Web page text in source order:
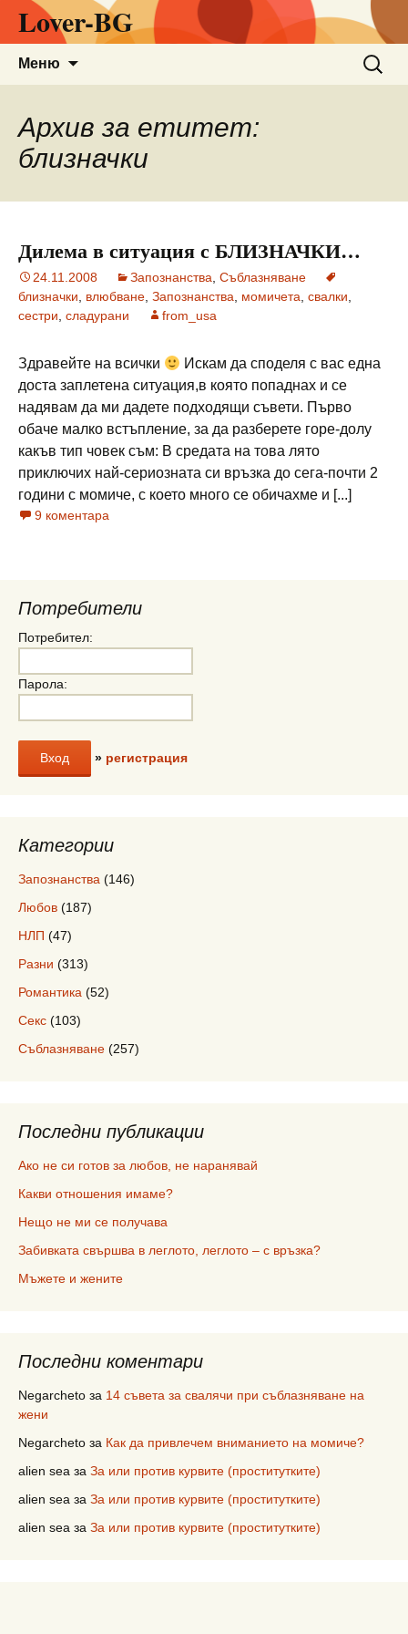
Lover-BG
Меню
за:
Архив за етитет:
близначки
Дилема в ситуация с БЛИЗНАЧКИ…
24.11.2008 Запознанства Съблазняване
близначки
влюбване Запознанства момичета свалки
сестри сладурани from_usa
Здравейте на всички
Искам да споделя с вас една
доста заплетена ситуация,в която попаднах и се
надявам да ми дадете подходящи съвети. Първо
обаче малко встъпление, за да разберете горе-долу
какъв тип човек съм: В средата на това лято
приключих най-сериозната си връзка до сега-почти 2
години с момиче, с което много се обичахме и [...]
9 коментара
Потребители
Потребител:
Парола:
» регистрация
Категории
Запознанства (146)
Любов (187)
НЛП (47)
Разни (313)
Романтика (52)
Секс (103)
Съблазняване (257)
Последни публикации
Ако не си готов за любов, не наранявай
Какви отношения имаме?
Нещо не ми се получава
Забивката свършва в леглото, леглото – с връзка?
Мъжете и жените
Последни коментари
Negarcheto за 14 съвета за свалячи при съблазняване на
жени
Negarcheto за Как да привлечем вниманието на момиче?
alien sea за За или против курвите (проститутките)
alien sea за За или против курвите (проститутките)
alien sea за За или против курвите (проститутките)